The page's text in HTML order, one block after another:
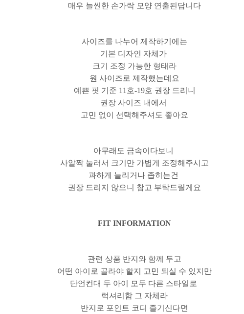
매우 늘씬한 손가락 모양 연출된답니다
사이즈를 나누어 제작하기에는
기본 디자인 자체가
크기 조정 가능한 형태라
원 사이즈로 제작했는데요
예쁜 핏 기준 11호-19호 권장 드리니
권장 사이즈 내에서
고민 없이 선택해주셔도 좋아요
아무래도 금속이다보니
사알짝 눌러서 크기만 가볍게 조정해주시고
과하게 늘리거나 좁히는건
권장 드리지 않으니 참고 부탁드릴게요
FIT INFORMATION
관련 상품 반지와 함께 두고
어떤 아이로 골라야 할지 고민 되실 수 있지만
단언컨대 두 아이 모두 다른 스타일로
럭셔리함 그 자체라
반지로 포인트 코디 즐기신다면